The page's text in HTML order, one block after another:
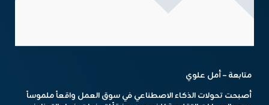
متابعة – أمل علوي
أصبحت تحولات الذكاء الاصطناعي في سوق العمل واقعاً ملموساً